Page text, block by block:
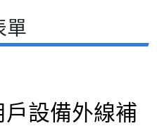
單
戶設備外線補